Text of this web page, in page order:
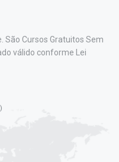
São Cursos Gratuitos Sem
válido conforme Lei